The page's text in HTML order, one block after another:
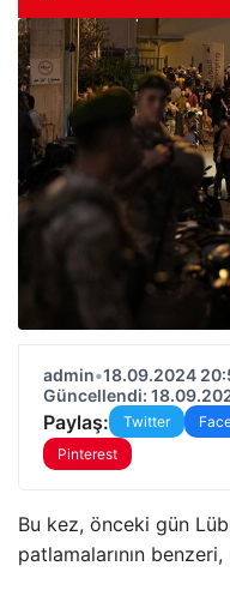
admin•18.09.2024
Güncellendi:
Paylaş: Twitter
Pinterest
Bu kez, önceki gün
patlamalarının